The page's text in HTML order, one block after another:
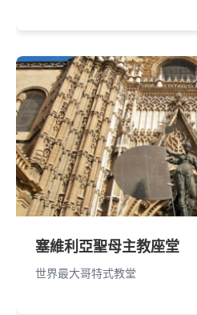
塞維利亞聖母主教座堂
世界最大哥特式教堂